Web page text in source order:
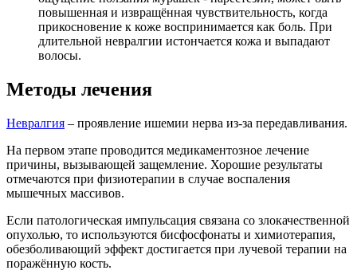
повышенная и извращённая чувствительность, когда
прикосновение к коже воспринимается как боль. При
длительной невралгии истончается кожа и выпадают
волосы.
Методы лечения
Невралгия – проявление ишемии нерва из-за передавливания.
На первом этапе проводится медикаментозное лечение
причины, вызывающей защемление. Хорошие результаты
отмечаются при физиотерапии в случае воспаления
мышечных массивов.
Если патологическая импульсация связана со злокачественной
опухолью, то используются бисфосфонаты и химиотерапия,
обезболивающий эффект достигается при лучевой терапии на
поражённую кость.